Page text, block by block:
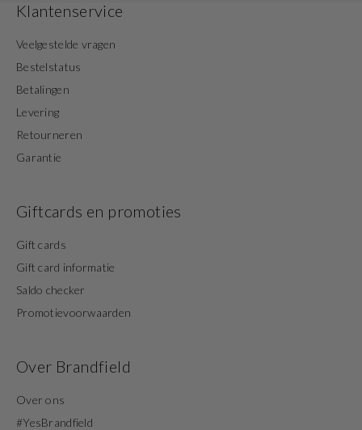
Klantenservice
Veelgestelde vragen
Bestelstatus
Betalingen
Levering
Retourneren
Garantie
Giftcards en promoties
Gift cards
Gift card informatie
Saldo checker
Promotievoorwaarden
Over Brandfield
Over ons
#YesBrandfield